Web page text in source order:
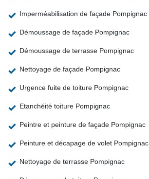
Imperméabilisation de façade Pompignac
Démoussage de façade Pompignac
Démoussage de terrasse Pompignac
Nettoyage de façade Pompignac
Urgence fuite de toiture Pompignac
Etanchéité toiture Pompignac
Peintre et peinture de façade Pompignac
Peinture et décapage de volet Pompignac
Nettoyage de terrasse Pompignac